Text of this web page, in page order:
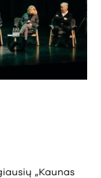
„Kaunas